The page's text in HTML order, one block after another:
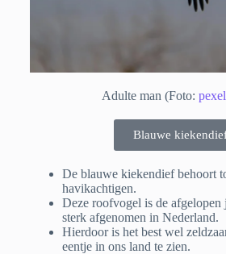
Adulte man (Foto:
Blauwe
De blauwe kiekendief behoort
havikachtigen.
Deze roofvogel is de afgelopen
sterk afgenomen in Nederland.
Hierdoor is het best wel
eentje in ons land te zien.